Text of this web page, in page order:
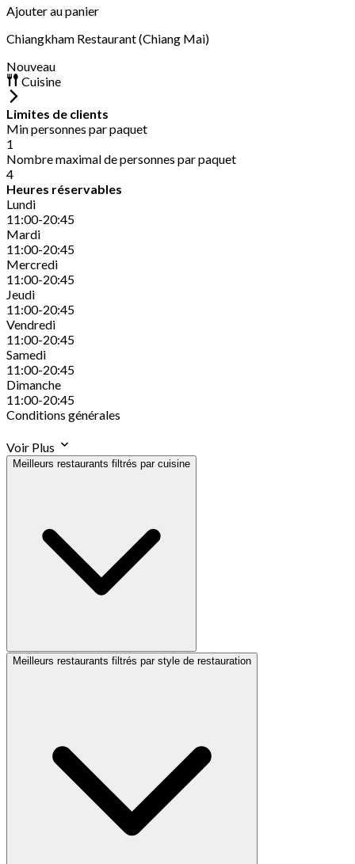
Ajouter au panier
Chiangkham Restaurant (Chiang Mai)
Nouveau
Cuisine
Limites de clients
Min personnes par paquet
1
Nombre maximal de personnes par paquet
4
Heures réservables
Lundi
11:00-20:45
Mardi
11:00-20:45
Mercredi
11:00-20:45
Jeudi
11:00-20:45
Vendredi
11:00-20:45
Samedi
11:00-20:45
Dimanche
11:00-20:45
Conditions générales
Voir Plus
Meilleurs restaurants filtrés par cuisine
Meilleurs restaurants filtrés par style de restauration